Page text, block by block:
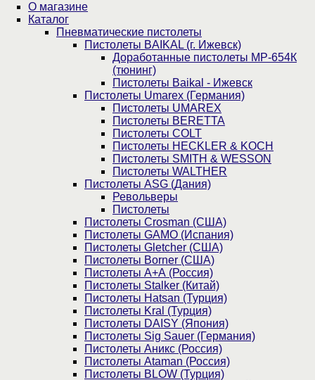
О магазине
Каталог
Пнев­ма­ти­чес­кие пистолеты
Пистолеты BAIKAL (г. Ижевск)
Доработанные пистолеты МР-654К
(тюнинг)
Пистолеты Baikal - Ижевск
Пистолеты Umarex (Германия)
Пистолеты UMAREX
Пистолеты BERETTA
Пистолеты COLT
Пистолеты HECKLER & KOCH
Пистолеты SMITH & WESSON
Пистолеты WALTHER
Пистолеты ASG (Дания)
Револьверы
Пистолеты
Пистолеты Crosman (США)
Пистолеты GAMO (Испания)
Пистолеты Gletcher (США)
Пистолеты Borner (США)
Пистолеты А+А (Россия)
Пистолеты Stalker (Китай)
Пистолеты Hatsan (Турция)
Пистолеты Kral (Турция)
Пистолеты DAISY (Япония)
Пистолеты Sig Sauer (Германия)
Пистолеты Аникс (Россия)
Пистолеты Ataman (Россия)
Пистолеты BLOW (Турция)